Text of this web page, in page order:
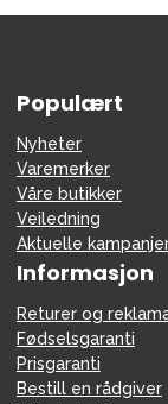
Populært
Nyheter
Varemerker
Våre butikker
Veiledning
Aktuelle
Informasjon
Returer og
Fødselsgaranti
Prisgaranti
Bestill en rådgiver